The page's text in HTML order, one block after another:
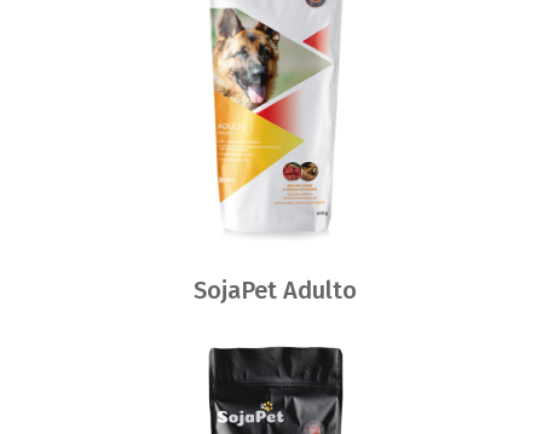
SojaPet Adulto